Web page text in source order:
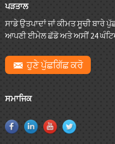
ਪੜਤਾਲ
ਸਾਡੇ ਉਤਪਾਦਾਂ ਜਾਂ ਕੀਮਤ ਸੂਚੀ ਬਾਰੇ
ਆਪਣੀ ਈਮੇਲ ਛੱਡੋ ਅਤੇ ਅਸੀਂ 24
ਹੁਣੇ ਪੁੱਛਗਿੱਛ ਕਰੋ
ਸਮਾਜਿਕ